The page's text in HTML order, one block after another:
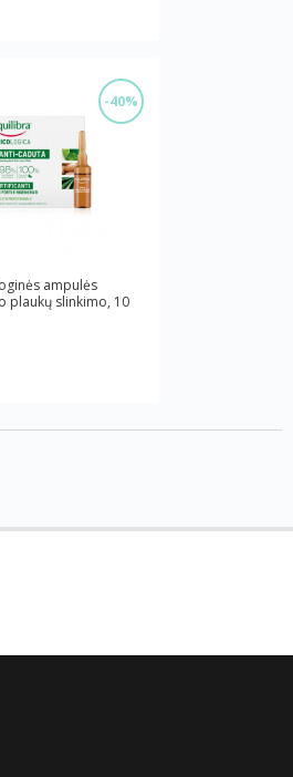
-40%
ampulės
plaukų slinkimo, 10